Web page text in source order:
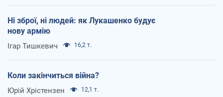
Ні зброї, ні людей: як Лукашенко будує
нову армію
Ігар Тишкевич 16,2 т.
Коли закінчиться війна?
Юрій Хрістензен 12,1 т.